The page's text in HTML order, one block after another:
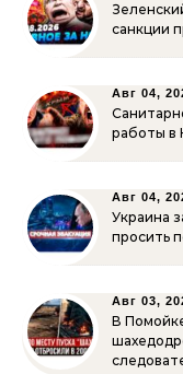
санкции
Авг 04,
работы в
Авг 04,
Украина
просить
Авг 03,
В